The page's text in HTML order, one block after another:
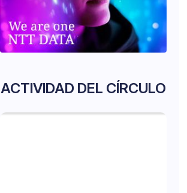
ACTIVIDAD DEL CÍRCULO